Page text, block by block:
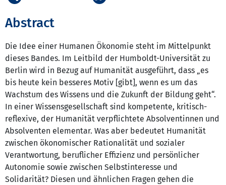
Abstract
Die Idee einer Humanen Ökonomie steht im Mittelpunkt
dieses Bandes. Im Leitbild der Humboldt-Universität zu
Berlin wird in Bezug auf Humanität ausgeführt, dass „es
bis heute kein besseres Motiv [gibt], wenn es um das
Wachstum des Wissens und die Zukunft der Bildung geht“.
In einer Wissensgesellschaft sind kompetente, kritisch-
reflexive, der Humanität verpflichtete Absolventinnen und
Absolventen elementar. Was aber bedeutet Humanität
zwischen ökonomischer Rationalität und sozialer
Verantwortung, beruflicher Effizienz und persönlicher
Autonomie sowie zwischen Selbstinteresse und
Solidarität? Diesen und ähnlichen Fragen gehen die